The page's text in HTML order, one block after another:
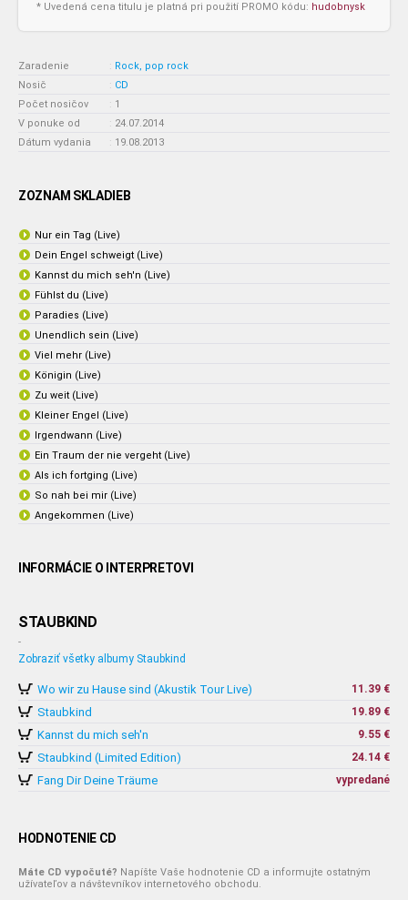
* Uvedená cena titulu je platná pri použití PROMO kódu: hudobnysk
Zaradenie : Rock, pop rock
Nosič
: CD
Počet nosičov
: 1
V ponuke od
: 24.07.2014
Dátum vydania
: 19.08.2013
ZOZNAM SKLADIEB
Nur ein Tag (Live)
Dein Engel schweigt (Live)
Kannst du mich seh'n (Live)
Fühlst du (Live)
Paradies (Live)
Unendlich sein (Live)
Viel mehr (Live)
Königin (Live)
Zu weit (Live)
Kleiner Engel (Live)
Irgendwann (Live)
Ein Traum der nie vergeht (Live)
Als ich fortging (Live)
So nah bei mir (Live)
Angekommen (Live)
INFORMÁCIE O INTERPRETOVI
STAUBKIND
-
Zobraziť všetky albumy Staubkind
Wo wir zu Hause sind (Akustik Tour Live) 11.39 €
Staubkind 19.89 €
Kannst du mich seh'n 9.55 €
Staubkind (Limited Edition) 24.14 €
Fang Dir Deine Träume vypredané
HODNOTENIE CD
Máte CD vypočuté? Napíšte Vaše hodnotenie CD a informujte ostatným
užívateľov a návštevníkov internetového obchodu.